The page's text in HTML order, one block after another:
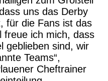
uns das Derby
für die Fans ist das
freue ich mich, dass
geblieben sind, wir
Teams“,
Cheftrainer